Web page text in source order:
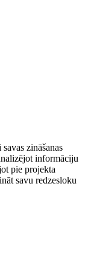
zināšanas
informāciju
pie projekta
savu redzesloku